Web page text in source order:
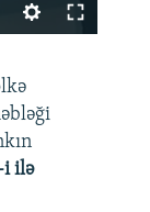
720p
i ilə